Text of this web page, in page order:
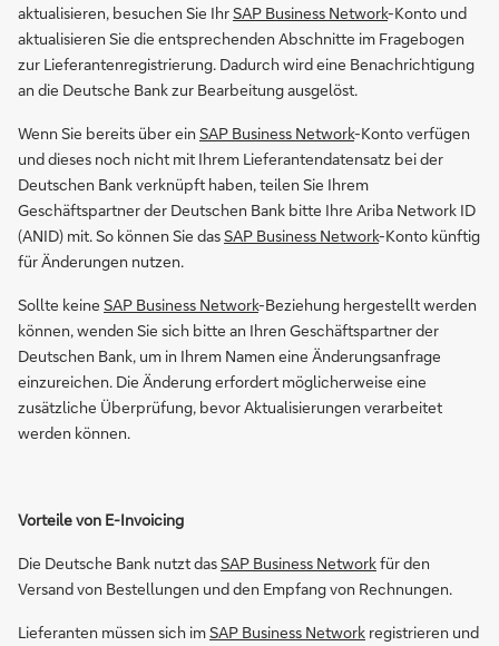
aktualisieren, besuchen Sie IhrSAP Business Network-Konto und
aktualisieren Sie die entsprechenden Abschnitte im Fragebogen
zur Lieferantenregistrierung. Dadurch wird eine Benachrichtigung
an die Deutsche Bank zur Bearbeitung ausgelöst.
Wenn Sie bereits über ein SAP Business Network-Konto verfügen
und dieses noch nicht mit Ihrem Lieferantendatensatz bei der
Deutschen Bank verknüpft haben, teilen Sie Ihrem
Geschäftspartner der Deutschen Bank bitte Ihre Ariba Network ID
(ANID) mit. So können Sie dasSAP Business Network-Konto künftig
für Änderungen nutzen.
Sollte keine SAP Business Network-Beziehung hergestellt werden
können, wenden Sie sich bitte an Ihren Geschäftspartner der
Deutschen Bank, um in Ihrem Namen eine Änderungsanfrage
einzureichen. Die Änderung erfordert möglicherweise eine
zusätzliche Überprüfung, bevor Aktualisierungen verarbeitet
werden können.
Vorteile von E-Invoicing
Die Deutsche Bank nutzt dasSAP Business Networkfür den
Versand von Bestellungen und den Empfang von Rechnungen.
Lieferanten müssen sich imSAP Business Network registrieren und